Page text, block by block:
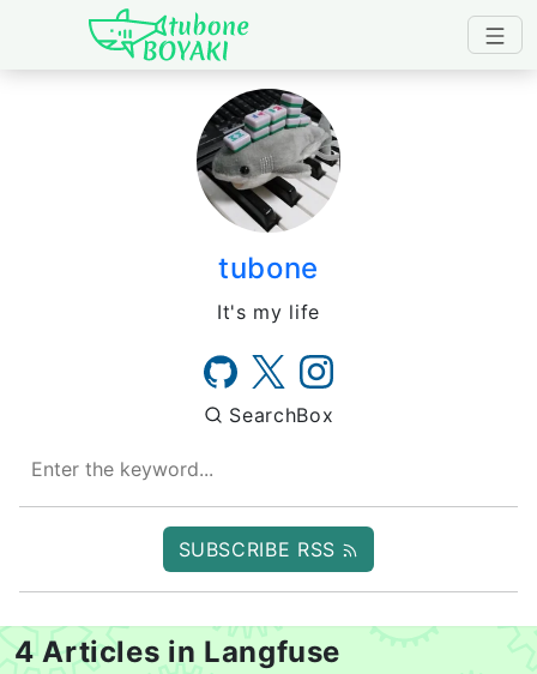
Japanese IT Developer's
tubone
It's my life
SearchBox
SUBSCRIBE RSS
4 Articles in Langfuse